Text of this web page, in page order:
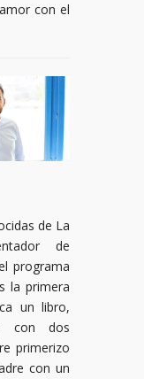
con el
de La
de
programa
la primera
un libro,
con dos
primerizo
con un